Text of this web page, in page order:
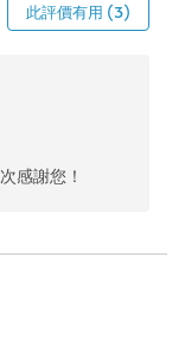
此評價有用 (3)
感謝您！